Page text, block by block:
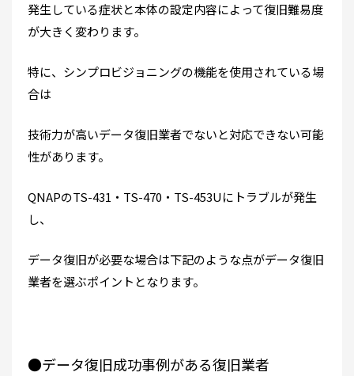
発生している症状と本体の設定内容によって復旧難易度
が大きく変わります。
特に、シンプロビジョニングの機能を使用されている場
合は
技術力が高いデータ復旧業者でないと対応できない可能
性があります。
QNAPのTS-431・TS-470・TS-453Uにトラブルが発生
し、
データ復旧が必要な場合は下記のような点がデータ復旧
業者を選ぶポイントとなります。
●データ復旧成功事例がある復旧業者